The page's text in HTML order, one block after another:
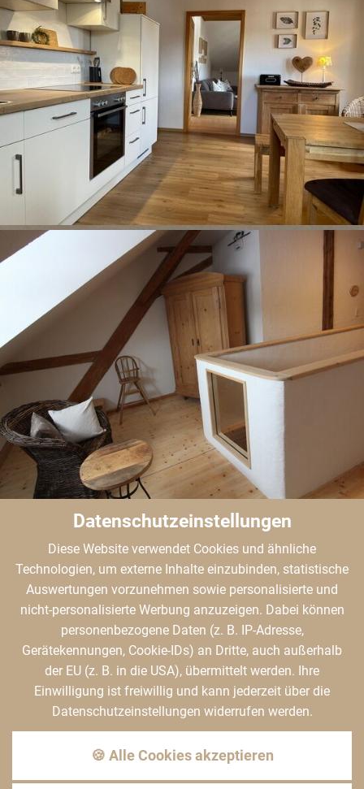
Datenschutzeinstellungen
Diese Website verwendet Cookies und ähnliche
Technologien, um externe Inhalte einzubinden, statistische
Auswertungen vorzunehmen sowie personalisierte und
nicht-personalisierte Werbung anzuzeigen. Dabei können
personenbezogene Daten (z. B. IP-Adresse,
Gerätekennungen, Cookie-IDs) an Dritte, auch außerhalb
der EU (z. B. in die USA), übermittelt werden. Ihre
Einwilligung ist freiwillig und kann jederzeit über die
Datenschutzeinstellungen widerrufen werden.
🍪 Alle Cookies akzeptieren